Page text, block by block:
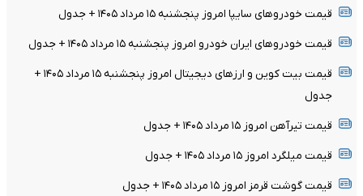
قیمت خودرو‌های سایپا امروز پنجشنبه ۱۵ مرداد ۱۴۰۵ + جدول
قیمت خودرو‌های ایران خودرو امروز پنجشنبه ۱۵ مرداد ۱۴۰۵ + جدول
قیمت بیت کوین و ارز‌های دیجیتال امروز پنجشنبه ۱۵ مرداد ۱۴۰۵ +
جدول
قیمت تیرآهن امروز ۱۵ مرداد ۱۴۰۵ + جدول
قیمت میلگرد امروز ۱۵ مرداد ۱۴۰۵ + جدول
قیمت گوشت قرمز امروز ۱۵ مرداد ۱۴۰۵ + جدول